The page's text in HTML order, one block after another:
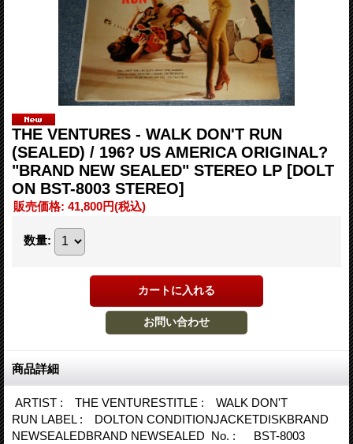
THE VENTURES - WALK DON'T RUN
(SEALED) / 196? US AMERICA ORIGINAL?
"BRAND NEW SEALED" STEREO LP [DOLT
ON BST-8003 STEREO]
販売価格: 41,800円(税込)
数量:
商品詳細
ARTIST : THE VENTURESTITLE : WALK DON'T
RUN LABEL : DOLTON CONDITIONJACKETDISKBRAND
NEWSEALEDBRAND NEWSEALED No. : BST-8003